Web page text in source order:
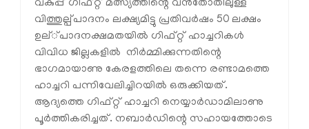
വകുപ്പ് ഗിഫ്റ്റ് മത്സ്യത്തിന്റെ വന്‍തോതിലുള്ള
വിത്തുല്പ്പാദനം ലക്ഷ്യമിട്ടു പ്രതിവര്‍ഷം 50 ലക്ഷം
ഉല്്പാദനക്ഷമതയില്‍ ഗിഫ്റ്റ് ഹാച്ചറികള്‍
വിവിധ ജില്ലകളില്‍ നിര്‍മ്മിക്കുന്നതിന്റെ
ഭാഗമായാണു കേരളത്തിലെ തന്നെ രണ്ടാമത്തെ
ഹാച്ചറി പന്നിവേലിച്ചിറയില്‍ ഒരുക്കിയത്.
ആദ്യത്തെ ഗിഫ്റ്റ് ഹാച്ചറി നെയ്യാര്‍ഡാമിലാണു
പൂര്‍ത്തികരിച്ചത്. നബാര്‍ഡിന്റെ സഹായത്തോടെ